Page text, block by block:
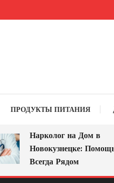
ПРОДУКТЫ ПИТАНИЯ
Нарколог на Дом в
Новокузнецке: Помощь,
Всегда Рядом